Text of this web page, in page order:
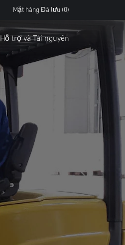
Mặt hàng Đã lưu (0)
Hỗ trợ và Tài nguyên